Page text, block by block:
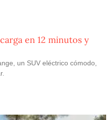
en 12 minutos y
un SUV eléctrico cómodo,